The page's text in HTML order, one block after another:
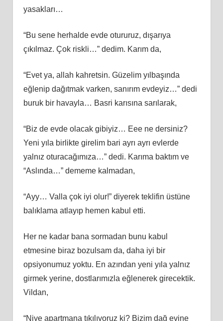
yasakları…
“Bu sene herhalde evde otururuz, dışarıya
çıkılmaz. Çok riskli…” dedim. Karım da,
“Evet ya, allah kahretsin. Güzelim yılbaşında
eğlenip dağıtmak varken, sanırım evdeyiz…” dedi
buruk bir havayla… Basri karısına sarılarak,
“Biz de evde olacak gibiyiz… Eee ne dersiniz?
Yeni yıla birlikte girelim bari ayrı ayrı evlerde
yalnız oturacağımıza…” dedi. Karıma baktım ve
“Aslında…” dememe kalmadan,
“Ayy… Valla çok iyi olur!” diyerek teklifin üstüne
balıklama atlayıp hemen kabul etti.
Her ne kadar bana sormadan bunu kabul
etmesine biraz bozulsam da, daha iyi bir
opsiyonumuz yoktu. En azından yeni yıla yalnız
girmek yerine, dostlarımızla eğlenerek girecektik.
Vildan,
“Niye apartmana tıkılıyoruz ki? Bizim dağ evine